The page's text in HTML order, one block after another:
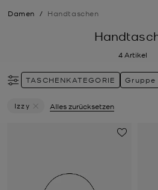
Damen / Handtaschen
4 Artikel
TASCHENKATEGORIE Gruppe
Izzy
Alles zurücksetzen